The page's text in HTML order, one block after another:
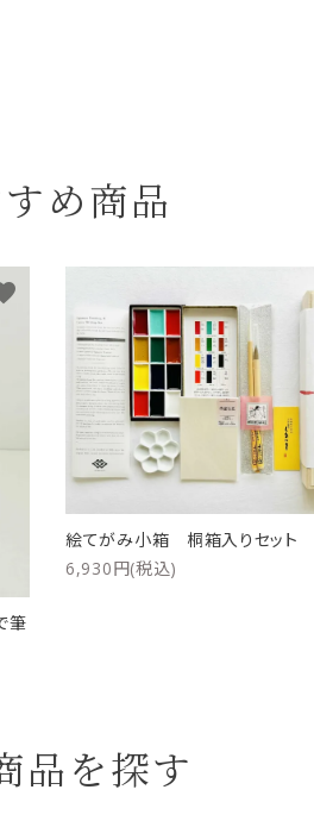
め商品
筆
絵てがみ小箱 桐箱入りセット
6,930円(税込)
品を探す